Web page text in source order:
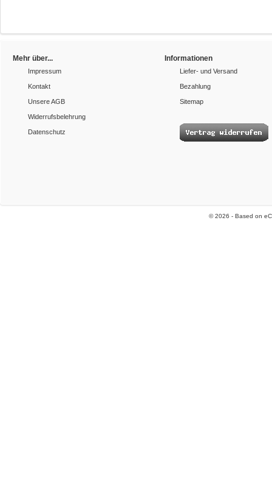
Mehr über...
Impressum
Kontakt
Unsere AGB
Widerrufsbelehrung
Datenschutz
Informationen
Liefer- und Versand
Bezahlung
Sitemap
© 2026 - Based on